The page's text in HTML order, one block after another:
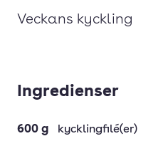
Veckans kyckling
Ingredienser
600 g
kycklingfilé(er)